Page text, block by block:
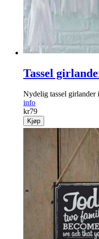
Tassel
Nydelig tassel girlander
info
kr79
Kjøp